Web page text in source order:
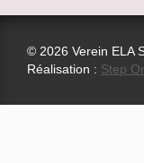
© 2026 Verein ELA
Réalisation : Step